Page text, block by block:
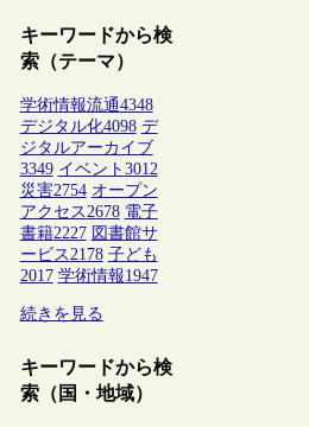
キーワードから検
索（テーマ）
学術情報流通4348
デジタル化4098 デ
ジタルアーカイブ
3349 イベント 3012
災害2754 オープン
アクセス 2678 電子
書籍2227 図書館サ
ービス 2178 子ども
2017 学術情報1947
続きを見る
キーワードから検
索（国・地域）